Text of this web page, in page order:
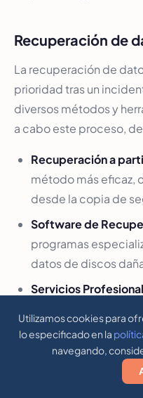
Recuperación de
La recuperación de
prioridad tras un
diversos métodos y
a cabo este proceso,
Recuperación a
método más eficaz,
desde la copia de
Software de
programas
datos de discos
Servicios
recuperación de
avanzadas para
Es crucial ejecutar
Utilizamos cookies para
lo especificado en la
navegando,